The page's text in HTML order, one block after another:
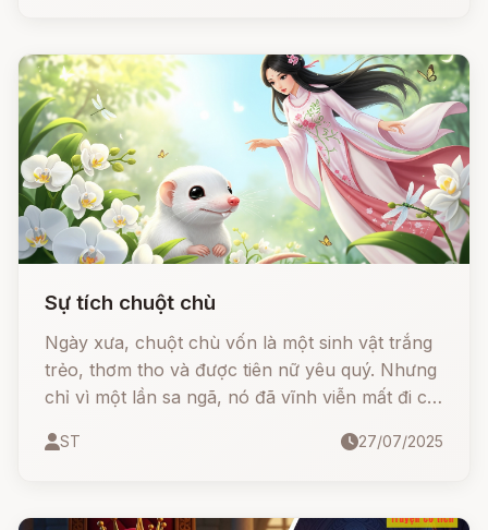
Sự tích chuột chù
Ngày xưa, chuột chù vốn là một sinh vật trắng
trẻo, thơm tho và được tiên nữ yêu quý. Nhưng
chỉ vì một lần sa ngã, nó đã vĩnh viễn mất đi cơ
ST 27/07/2025